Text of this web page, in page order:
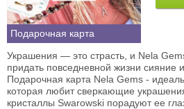
Подарочная карта
Украшения — это страсть, и Nela
придать повседневной жизни сияние
Подарочная карта Nela Gems -
которая любит сверкающие
кристаллы Swarowski порадуют ее